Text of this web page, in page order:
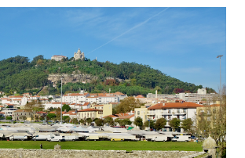
da Estação Viana Shopping é grátis de
das 20:00 (DIAS ÚTEIS)